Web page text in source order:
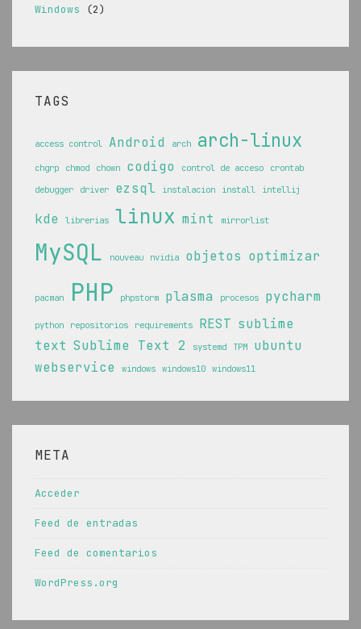
Windows (2)
TAGS
access control Android arch arch-linux
chgrp chmod chown codigo control de acceso
crontab
debugger
driver ezsql instalacion install intellij
kde librerias linux mint mirrorlist
MySQL nouveau nvidia objetos optimizar
pacman PHP phpstorm plasma procesos pycharm
python repositorios requirements REST sublime
text Sublime Text 2 systemd TPM
ubuntu
webservice
windows windows10 windows11
META
Acceder
Feed de entradas
Feed de comentarios
WordPress.org